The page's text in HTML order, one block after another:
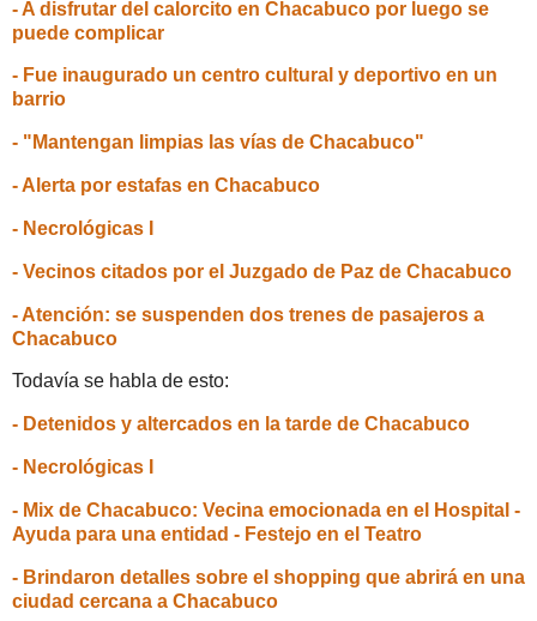
- A disfrutar del calorcito en Chacabuco por luego se
puede complicar
- Fue inaugurado un centro cultural y deportivo en un
barrio
- "Mantengan limpias las vías de Chacabuco"
- Alerta por estafas en Chacabuco
- Necrológicas I
- Vecinos citados por el Juzgado de Paz de Chacabuco
- Atención: se suspenden dos trenes de pasajeros a
Chacabuco
Todavía se habla de esto:
- Detenidos y altercados en la tarde de Chacabuco
- Necrológicas I
- Mix de Chacabuco: Vecina emocionada en el Hospital -
Ayuda para una entidad - Festejo en el Teatro
- Brindaron detalles sobre el shopping que abrirá en una
ciudad cercana a Chacabuco